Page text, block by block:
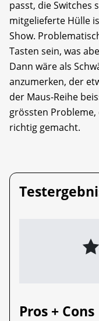
passt, die Switches
mitgelieferte Hülle
Show.
Tasten sein, was
Dann wäre als
anzumerken, der
der Maus-Reihe
grössten
richtig gemacht.
Pros + Cons